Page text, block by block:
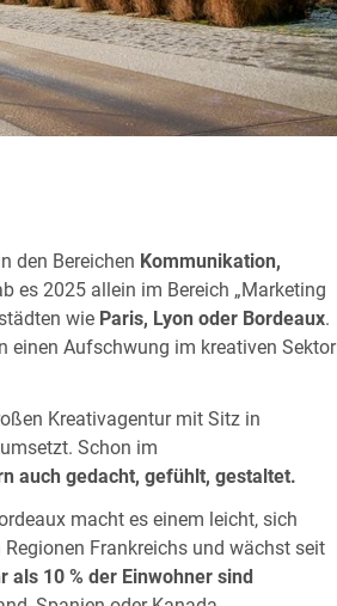
den Bereichen Kommunikation,
es 2025 allein im Bereich „Marketing
wie Paris, Lyon oder Bordeaux.
einen Aufschwung im kreativen Sektor
Kreativagentur mit Sitz in
umsetzt. Schon im
auch gedacht, gefühlt, gestaltet.
macht es einem leicht, sich
Frankreichs und wächst seit
als 10 % der Einwohner sind